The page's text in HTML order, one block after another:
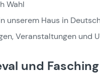
Wahl
unserem Haus in
Veranstaltungen und
und Fasching